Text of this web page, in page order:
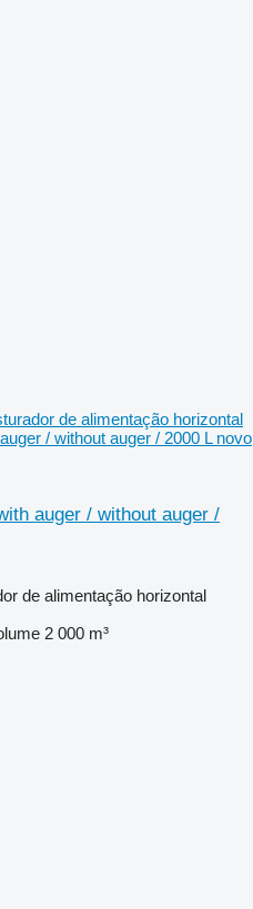
de alimentação horizontal
/ without auger / 2000 L novo
auger / without auger /
de alimentação horizontal
2 000 m³